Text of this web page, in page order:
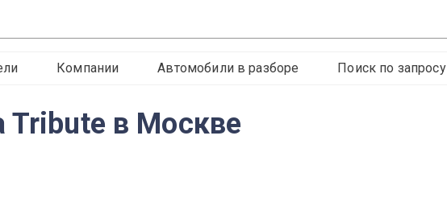
Компании Автомобили в разборе Поиск по запросу
Tribute в Москве